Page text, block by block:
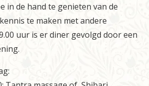
in de hand te genieten van de
te maken met andere
uur is er diner gevolgd door een